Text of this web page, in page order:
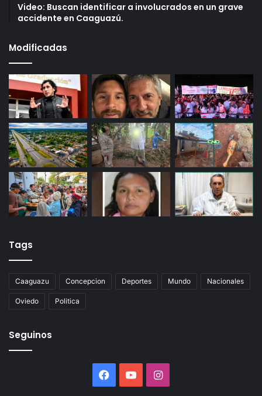
Video: Buscan identificar a involucrados en un grave
accidente en Caaguazú.
Modificadas
Tags
Caaguazu Concepcion Deportes Mundo Nacionales
Oviedo Politica
Seguinos
Facebook
YouTubeInstagram